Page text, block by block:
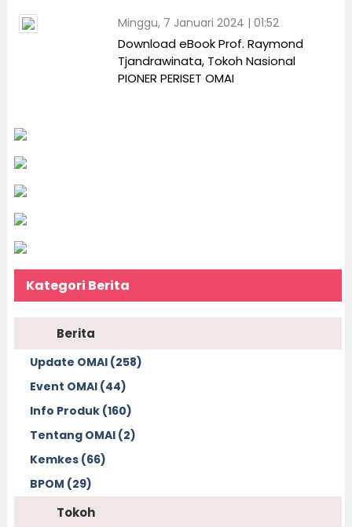
Minggu, 7 Januari 2024 | 01:52
Download eBook Prof. Raymond
Tjandrawinata, Tokoh Nasional
PIONER PERISET OMAI
Kategori Berita
Berita
Update OMAI (258)
Event OMAI (44)
Info Produk (160)
Tentang OMAI (2)
Kemkes (66)
BPOM (29)
Tokoh